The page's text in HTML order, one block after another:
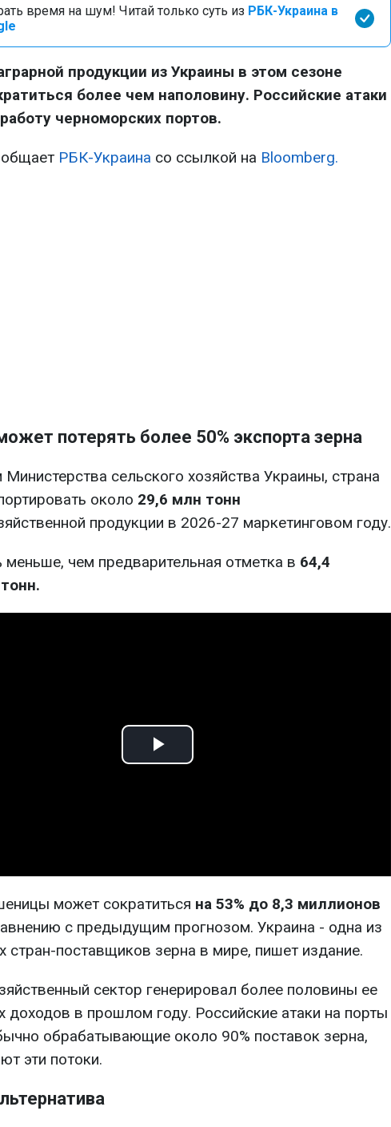
время на шум! Читай только суть из РБК-Украина в
продукции из Украины в этом сезоне
более чем наполовину. Российские атаки
черноморских портов.
РБК-Украина со ссылкой на Bloomberg.
потерять более 50% экспорта зерна
сельского хозяйства Украины, страна
около 29,6 млн тонн
продукции в 2026-27 маркетинговом году.
меньше, чем предварительная отметка в 64,4
Play
может сократиться на 53% до 8,3 миллионов
с предыдущим прогнозом. Украина - одна из
стран-поставщиков зерна в мире, пишет издание.
сектор генерировал более половины ее
доходов в прошлом году. Российские атаки на порты
обрабатывающие около 90% поставок зерна,
эти потоки.